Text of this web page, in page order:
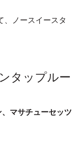
、ノースイースタ
タップルー
マサチューセッツ